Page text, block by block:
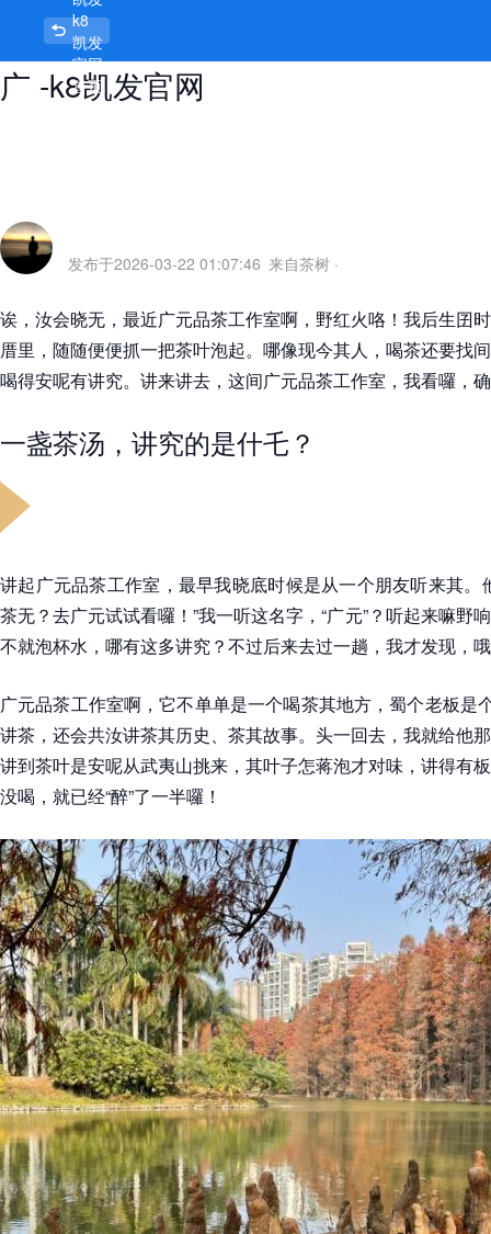
广元品茶工作室，茶香一品，人生一
广 -k8凯发官网
k8
凯发
官网
首页
发布于2026-03-22 01:07:46 来自茶树 ·
诶，汝会晓无，最近广元品茶工作室啊，野红火咯！我后生囝
厝里，随随便便抓一把茶叶泡起。哪像现今其人，喝茶还要找
喝得安呢有讲究。讲来讲去，这间广元品茶工作室，我看囉，
一盏茶汤，讲究的是什乇？
讲起广元品茶工作室，最早我晓底时候是从一个朋友听来其。
茶无？去广元试试看囉！”我一听这名字，“广元”？听起来嘛野
不就泡杯水，哪有这多讲究？不过后来去过一趟，我才发现，
广元品茶工作室啊，它不单单是一个喝茶其地方，蜀个老板是
讲茶，还会共汝讲茶其历史、茶其故事。头一回去，我就给他
讲到茶叶是安呢从武夷山挑来，其叶子怎蒋泡才对味，讲得有
没喝，就已经“醉”了一半囉！